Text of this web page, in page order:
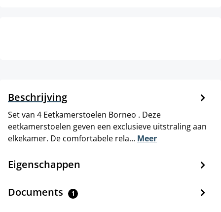
Beschrijving
Set van 4 Eetkamerstoelen Borneo . Deze
eetkamerstoelen geven een exclusieve uitstraling aan
elkekamer. De comfortabele rela… Meer
Eigenschappen
Documents 1